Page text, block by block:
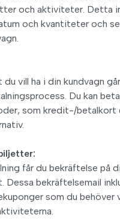
och aktiviteter. Detta
och kvantiteter och
du vill ha i din kundvagn
Du kan
som kredit-/betalkort
får du bekräftelse på
Dessa bekräftelsemail
som du behöver